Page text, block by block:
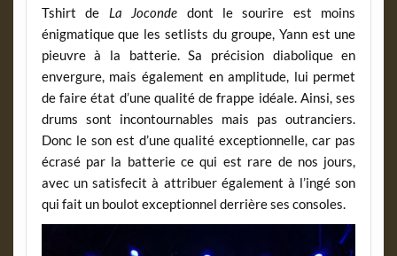
Tshirt de La Joconde dont le sourire est moins
énigmatique que les setlists du groupe, Yann est une
pieuvre à la batterie. Sa précision diabolique en
envergure, mais également en amplitude, lui permet
de faire état d’une qualité de frappe idéale. Ainsi, ses
drums sont incontournables mais pas outranciers.
Donc le son est d’une qualité exceptionnelle, car pas
écrasé par la batterie ce qui est rare de nos jours,
avec un satisfecit à attribuer également à l’ingé son
qui fait un boulot exceptionnel derrière ses consoles.